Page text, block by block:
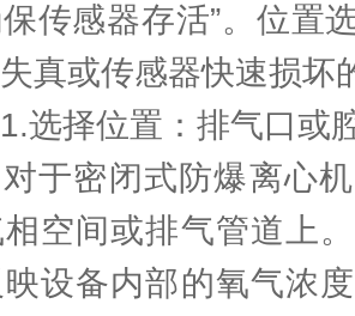
传感器存活”。位置
真或传感器快速损坏
择位置：排气口或
密闭式防爆离心机
空间或排气管道上
设备内部的氧气浓